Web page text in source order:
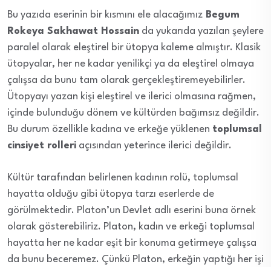
Bu yazıda eserinin bir kısmını ele alacağımız Begum
Rokeya Sakhawat Hossain da yukarıda yazılan şeylere
paralel olarak eleştirel bir ütopya kaleme almıştır. Klasik
ütopyalar, her ne kadar yenilikçi ya da eleştirel olmaya
çalışsa da bunu tam olarak gerçekleştiremeyebilirler.
Ütopyayı yazan kişi eleştirel ve ilerici olmasına rağmen,
içinde bulunduğu dönem ve kültürden bağımsız değildir.
Bu durum özellikle kadına ve erkeğe yüklenen toplumsal
cinsiyet rolleri açısından yeterince ilerici değildir.
Kültür tarafından belirlenen kadının rolü, toplumsal
hayatta olduğu gibi ütopya tarzı eserlerde de
görülmektedir. Platon’un Devlet adlı eserini buna örnek
olarak gösterebiliriz. Platon, kadın ve erkeği toplumsal
hayatta her ne kadar eşit bir konuma getirmeye çalışsa
da bunu beceremez. Çünkü Platon, erkeğin yaptığı her işi